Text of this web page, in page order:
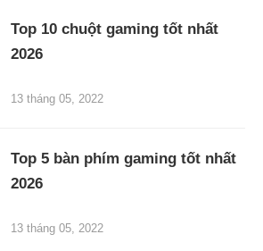
Top 10 chuột gaming tốt nhất
2026
13 tháng 05, 2022
Top 5 bàn phím gaming tốt nhất
2026
13 tháng 05, 2022